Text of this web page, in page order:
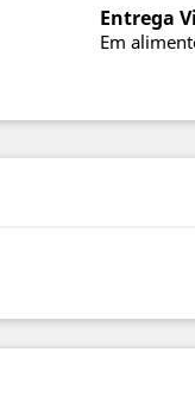
Entrega
Em